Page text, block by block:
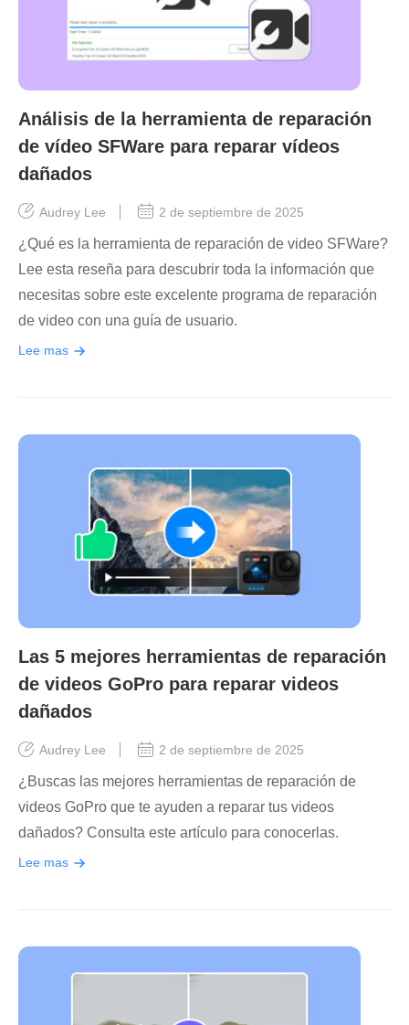
Análisis de la herramienta de reparación
de vídeo SFWare para reparar vídeos
dañados
Audrey Lee 2 de septiembre de 2025
¿Qué es la herramienta de reparación de video SFWare?
Lee esta reseña para descubrir toda la información que
necesitas sobre este excelente programa de reparación
de video con una guía de usuario.
Lee mas
Las 5 mejores herramientas de reparación
de videos GoPro para reparar videos
dañados
Audrey Lee 2 de septiembre de 2025
¿Buscas las mejores herramientas de reparación de
videos GoPro que te ayuden a reparar tus videos
dañados? Consulta este artículo para conocerlas.
Lee mas